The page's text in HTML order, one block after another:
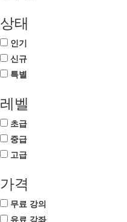
상태
인기
신규
특별
레벨
초급
중급
고급
가격
무료 강의
유료 강좌